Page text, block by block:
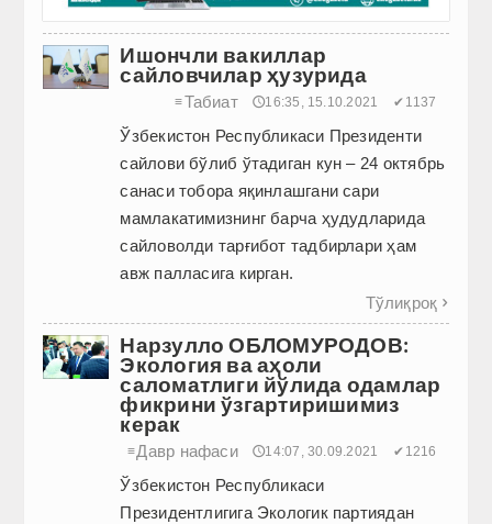
Ишончли вакиллар
сайловчилар ҳузурида
≡Табиат 🕔16:35, 15.10.2021 ✔1137
Ўзбекистон Республикаси Президенти
сайлови бўлиб ўтадиган кун – 24 октябрь
санаси тобора яқинлашгани сари
мамлакатимизнинг барча ҳудудларида
сайловолди тарғибот тадбирлари ҳам
авж палласига кирган.
Тўлиқроқ 
Нарзулло ОБЛОМУРОДОВ:
Экология ва аҳоли
саломатлиги йўлида одамлар
фикрини ўзгартиришимиз
керак
≡Давр нафаси 🕔14:07, 30.09.2021 ✔1216
Ўзбекистон Республикаси
Президентлигига Экологик партиядан